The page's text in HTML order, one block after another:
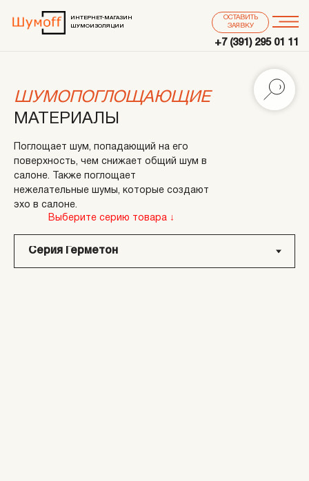
ИНТЕРНЕТ-МАГАЗИН
ШУМОИЗОЛЯЦИИ
+7 (391) 295 01 11
ОСТАВИТЬ
ЗАЯВКУ
ШУМОПОГЛОЩАЮЩИЕ
МАТЕРИАЛЫ
Поглощает шум, попадающий на его
поверхность, чем снижает общий шум в
салоне. Также поглощает
нежелательные шумы, которые создают
эхо в салоне.
Выберите серию товара ↓